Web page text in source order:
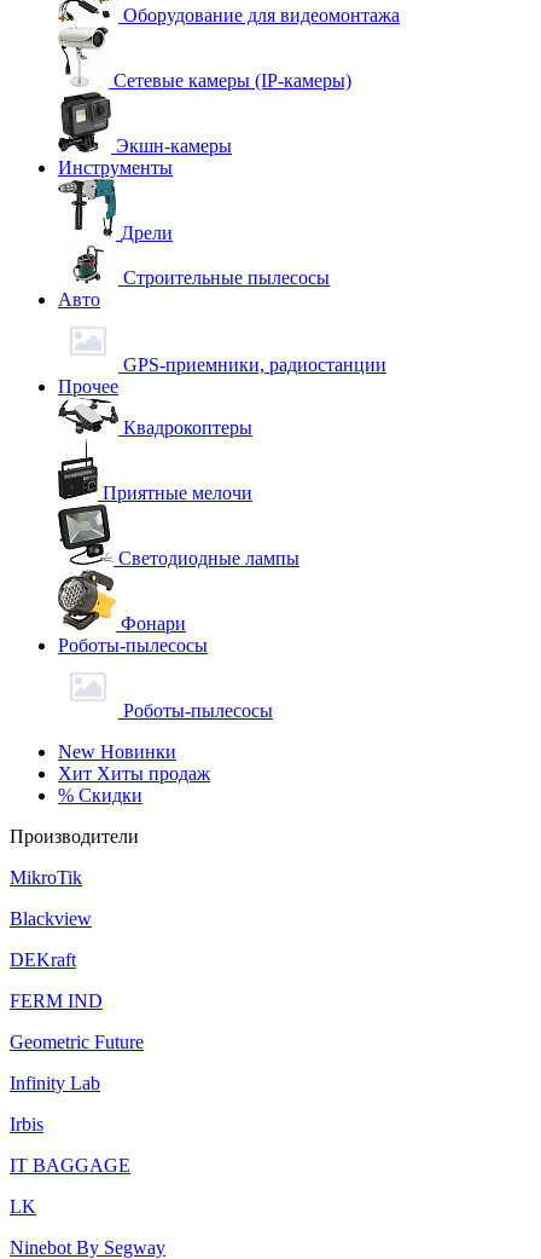
Оборудование для видеомонтажа
Сетевые камеры (IP-камеры)
Экшн-камеры
Инструменты
Дрели
Строительные пылесосы
Авто
GPS-приемники, радиостанции
Прочее
Квадрокоптеры
Приятные мелочи
Светодиодные лампы
Фонари
Роботы-пылесосы
Роботы-пылесосы
New Новинки
Хит Хиты продаж
% Скидки
Производители
MikroTik
Blackview
DEKraft
FERM IND
Geometric Future
Infinity Lab
Irbis
IT BAGGAGE
LK
Ninebot By Segway